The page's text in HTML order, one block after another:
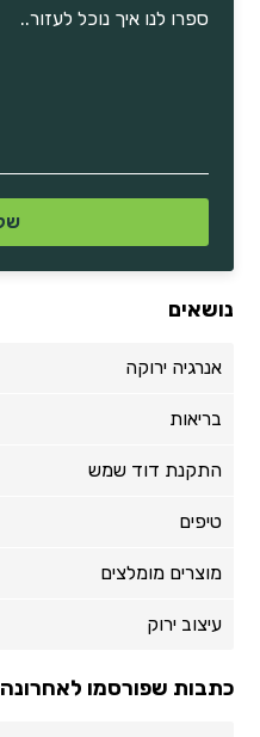
נושאים
אנרגיה ירוקה
בריאות
התקנת דוד שמש
טיפים
מוצרים מומלצים
עיצוב ירוק
כתבות שפורסמו לאחרונה